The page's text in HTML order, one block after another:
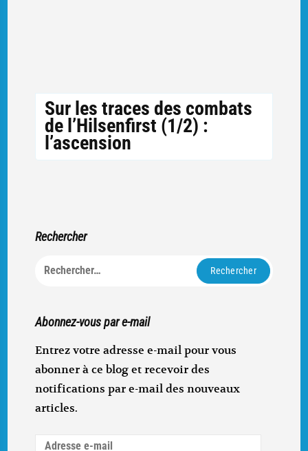
Sur les traces des combats
de l’Hilsenfirst (1/2) :
l’ascension
Rechercher
Rechercher :
Abonnez-vous par e-mail
Entrez votre adresse e-mail pour vous
abonner à ce blog et recevoir des
notifications par e-mail des nouveaux
articles.
Adresse